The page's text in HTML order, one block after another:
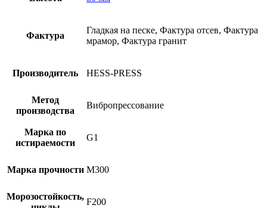
Фактура
Гладкая на песке, Фактура отсев, Фактура
мрамор, Фактура гранит
Производитель HESS-PRESS
Метод
производства
Вибропрессование
Марка по
истираемости
G1
Марка прочности М300
Морозостойкость,
F200